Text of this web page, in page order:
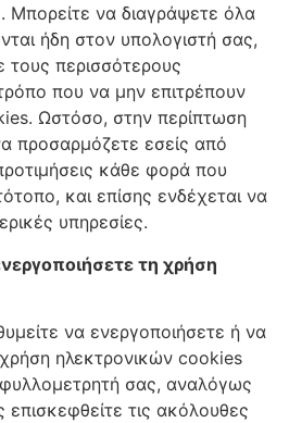
. Μπορείτε να διαγράψετε όλα
ήδη στον υπολογιστή σας,
τους περισσότερους
που να μην επιτρέπουν
Ωστόσο, στην περίπτωση
προσαρμόζετε εσείς από
κάθε φορά που
και επίσης ενδέχεται να
υπηρεσίες.
τη χρήση
να ενεργοποιήσετε ή να
ηλεκτρονικών cookies
φυλλομετρητή σας, αναλόγως
τις ακόλουθες